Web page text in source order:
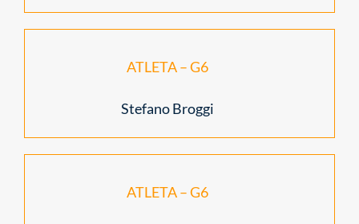
ATLETA – G6
Stefano Broggi
ATLETA – G6